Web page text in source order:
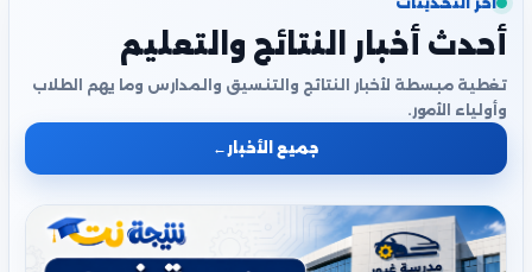
أحدث أخبار النتائج والتعليم
تغطية مبسطة لأخبار النتائج والتنسيق والمدارس وما يهم الطلاب
وأولياء الأمور.
جميع الأخبار ←